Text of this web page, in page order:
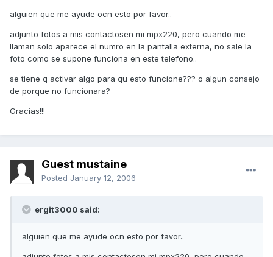
alguien que me ayude ocn esto por favor..
adjunto fotos a mis contactosen mi mpx220, pero cuando me
llaman solo aparece el numro en la pantalla externa, no sale la
foto como se supone funciona en este telefono..
se tiene q activar algo para qu esto funcione??? o algun consejo
de porque no funcionara?
Gracias!!!
Guest mustaine
Posted January 12, 2006
ergit3000 said:
alguien que me ayude ocn esto por favor..